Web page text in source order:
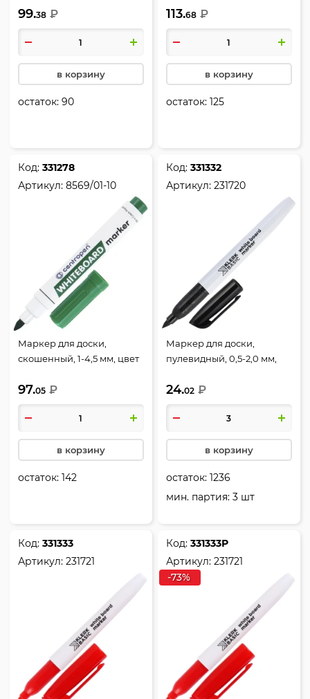
Centropen, 8559/0117
99.38 ₽
в корзину
остаток:90
8569/01-12
113.68 ₽
в корзину
остаток:125
Код:331278
Артикул:8569/01-10
Маркер для доски,
скошенный, 1-4,5 мм, цвет
8569/01-10
97.05 ₽
в корзину
остаток:142
Код:331332
Артикул:231720
Маркер для доски,
пулевидный, 0,5-2,0 мм,
KLERK, 231720
24.02 ₽
в корзину
остаток:1236
мин. партия: 3 шт
Код:331333
Артикул:231721
Код:331333Р
Артикул:231721
-73%